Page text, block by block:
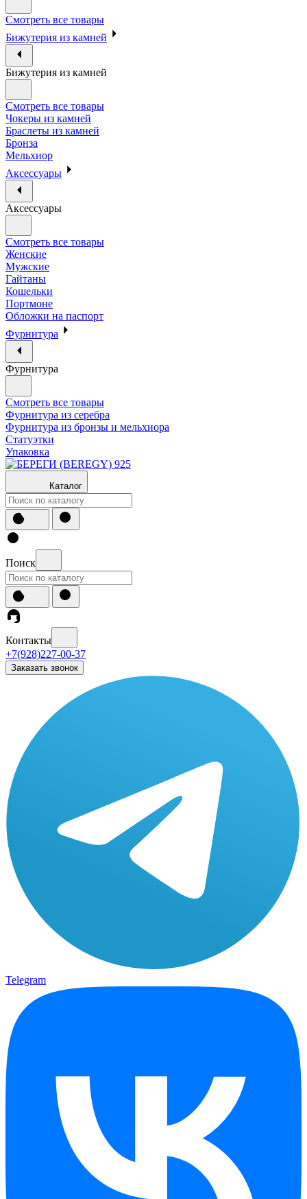
Смотреть все товары
Бижутерия из камней
Бижутерия из камней
Смотреть все товары
Чокеры из камней
Браслеты из камней
Бронза
Мельхиор
Аксессуары
Аксессуары
Смотреть все товары
Женские
Мужские
Гайтаны
Кошельки
Портмоне
Обложки на паспорт
Фурнитура
Фурнитура
Смотреть все товары
Фурнитура из серебра
Фурнитура из бронзы и мельхиора
Статуэтки
Упаковка
Каталог
Поиск
Контакты
+7(928)227-00-37
Заказать звонок
Telegram